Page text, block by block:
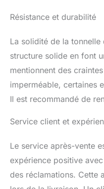
Résistance et durabilité
La solidité de la
structure solide en font
mentionnent des
imperméable, certaines
Il est recommandé de
Service client et
Le service après-vente
expérience positive
des réclamations. Cette